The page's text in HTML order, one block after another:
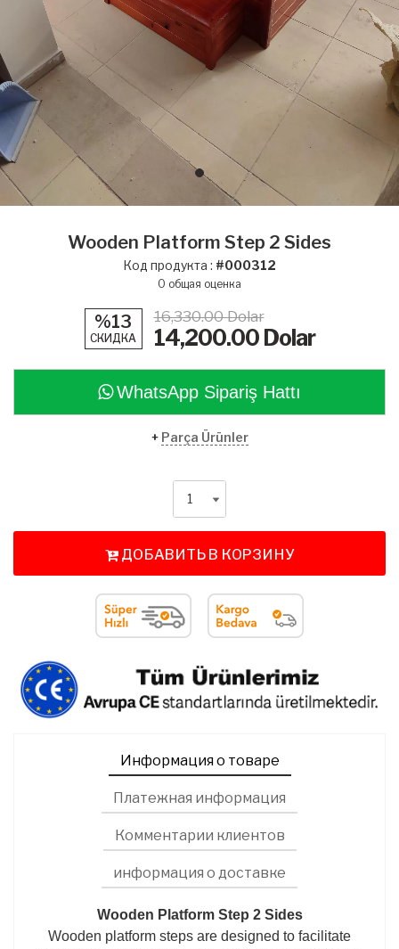
Wooden Platform Step 2 Sides
Код продукта : #000312
0 общая оценка
%13
СКИДКА
16,330.00 Dolar
14,200.00Dolar
WhatsApp Sipariş Hattı
+ Parça Ürünler
ДОБАВИТЬ В КОРЗИНУ
Информация о товаре
Платежная информация
Комментарии клиентов
информация о доставке
Wooden Platform Step 2 Sides
Wooden platform steps are designed to facilitate